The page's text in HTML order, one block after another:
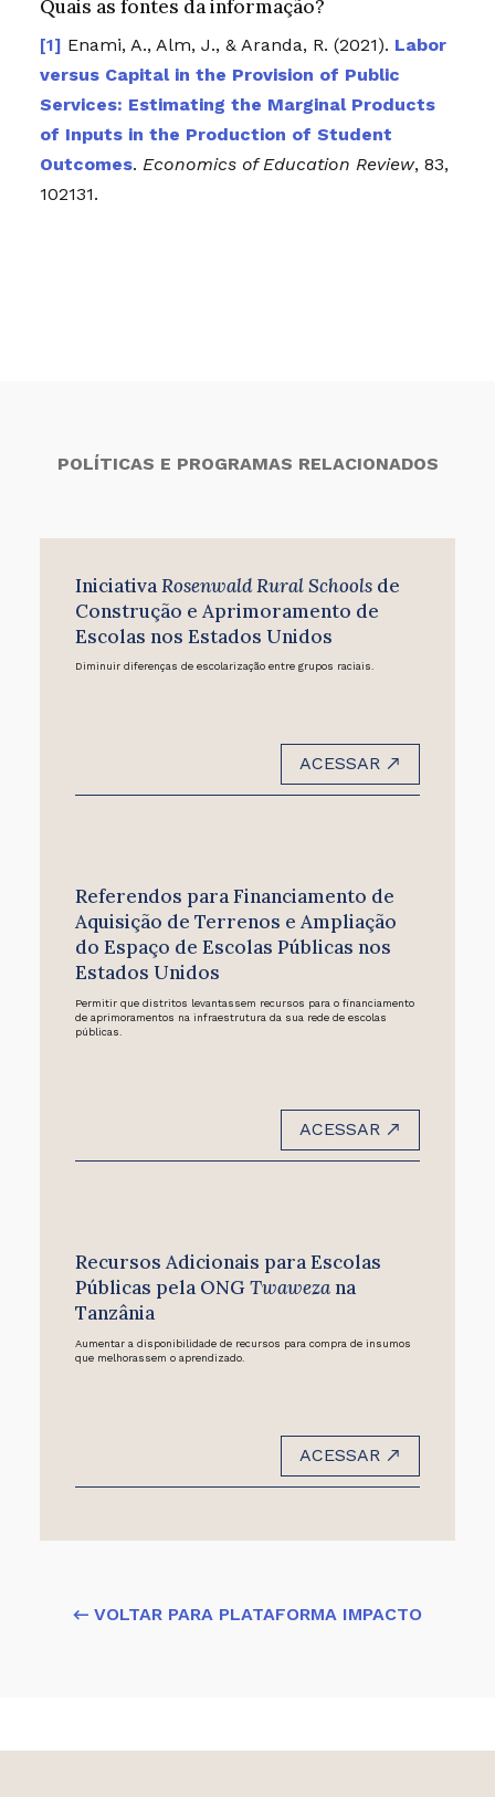
Quais as fontes da informação?
Enami, A., Alm, J., & Aranda, R. (2021). Labor
versus Capital in the Provision of Public
Services: Estimating the Marginal Products
of Inputs in the Production of Student
Outcomes. Economics of Education Review, 83,
102131.
POLÍTICAS E PROGRAMAS RELACIONADOS
IniciativaRosenwald Rural Schoolsde
Construção e Aprimoramento de
Escolas nos Estados Unidos
Diminuir diferenças de escolarização entre grupos raciais.
ACESSAR
Referendos para Financiamento de
Aquisição de Terrenos e Ampliação
do Espaço de Escolas Públicas nos
Estados Unidos
Permitir que distritos levantassem recursos para o financiamento
de aprimoramentos na infraestrutura da sua rede de escolas
públicas.
ACESSAR
Recursos Adicionais para Escolas
Públicas pela ONGTwawezana
Tanzânia
Aumentar a disponibilidade de recursos para compra de insumos
que melhorassem o aprendizado.
ACESSAR
← VOLTAR PARA PLATAFORMA IMPACTO